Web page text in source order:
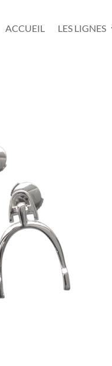
ACCUEIL LES LIGNES